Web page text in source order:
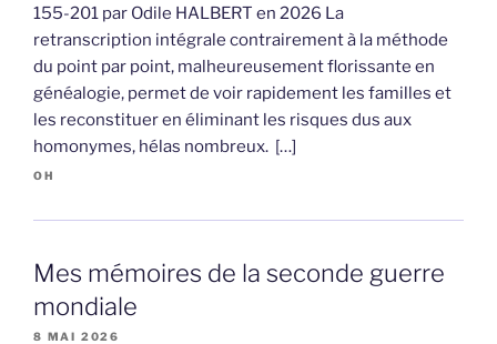
155-201 par Odile HALBERT en 2026 La
retranscription intégrale contrairement à la méthode
du point par point, malheureusement florissante en
généalogie, permet de voir rapidement les familles et
les reconstituer en éliminant les risques dus aux
homonymes, hélas nombreux. […]
OH
Mes mémoires de la seconde guerre
mondiale
8 MAI 2026